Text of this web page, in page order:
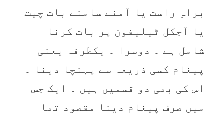
براہِ راست یا آمنے سامنے بات چیت
یا آجکل ٹیلیفون پر بات کرنا
شامل ہے ۔ دوسرا ۔ یکطرفہ یعنی
پیغام کسی ذریعہ سے پہنچا دینا ۔
اس کی بھی دو قسمیں ہیں ۔ ایک جس
میں صرف پیغام دینا مقصود تھا